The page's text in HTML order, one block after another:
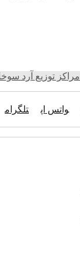
مراکز توزیع آرد
واتس اپ تلگرام